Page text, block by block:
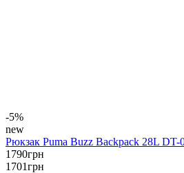
-5%
new
Рюкзак Puma Buzz Backpack 28L DT-
1790грн
1701грн